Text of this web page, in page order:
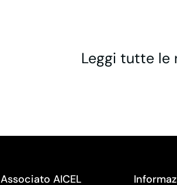
Leggi tutte le
Associato AICEL